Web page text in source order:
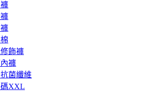
飾褲
褲
菌纖維
XXL